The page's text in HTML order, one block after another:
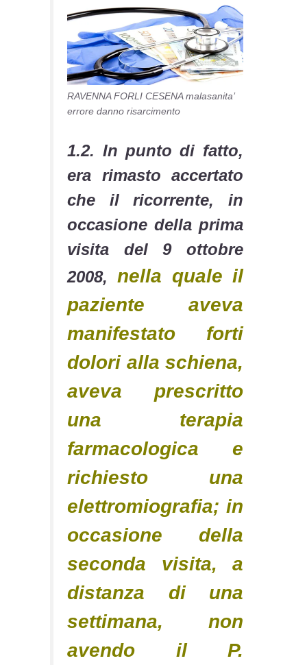
RAVENNA FORLI CESENA malasanita’
errore danno risarcimento
1.2. In punto di fatto,
era rimasto accertato
che il ricorrente, in
occasione della prima
visita del 9 ottobre
2008, nella quale il
paziente aveva
manifestato forti
dolori alla schiena,
aveva prescritto
una terapia
farmacologica e
richiesto una
elettromiografia; in
occasione della
seconda visita, a
distanza di una
settimana, non
avendo il P.